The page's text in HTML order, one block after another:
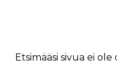
Etsimääsi sivua ei